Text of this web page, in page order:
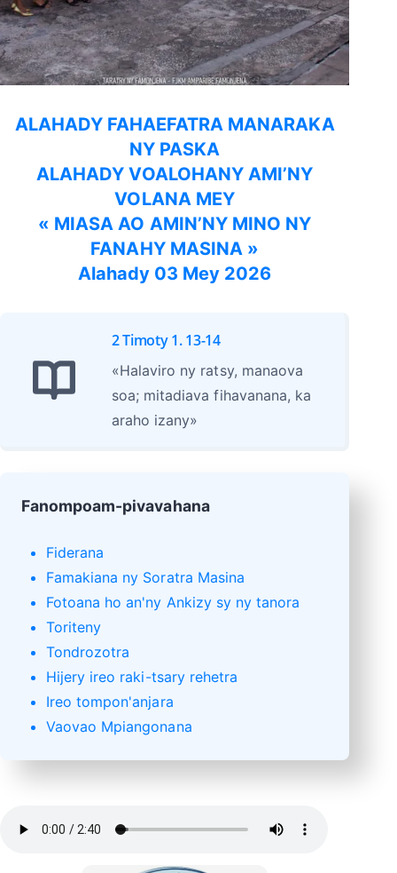
ALAHADY FAHAEFATRA MANARAKA
NY PASKA
ALAHADY VOALOHANY AMI’NY
VOLANA MEY
« MIASA AO AMIN’NY MINO NY
FANAHY MASINA »
Alahady 03 Mey 2026
2 Timoty 1. 13-14
«Halaviro ny ratsy, manaova
soa; mitadiava fihavanana, ka
araho izany»
Fanompoam-pivavahana
Fiderana
Famakiana ny Soratra Masina
Fotoana ho an'ny Ankizy sy ny tanora
Toriteny
Tondrozotra
Hijery ireo raki-tsary rehetra
Ireo tompon'anjara
Vaovao Mpiangonana